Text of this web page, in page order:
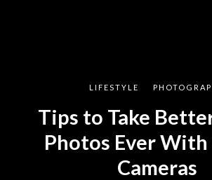
LIFESTYLE
Tips to Take
Photos Ever With
Cameras